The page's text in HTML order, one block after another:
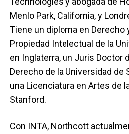
Menlo Park, California, y
Tiene un diploma en Derecho
Propiedad Intelectual de la
en Inglaterra, un Juris Doctor
Derecho de la Universidad de
una Licenciatura en Artes de
Stanford.
Con INTA, Northcott